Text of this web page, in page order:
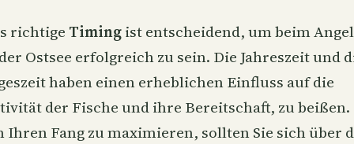
richtige Timingist entscheidend, um beim
Ostsee erfolgreich zu sein. Die Jahreszeit und
haben einen erheblichen Einfluss auf die
der Fische und ihre Bereitschaft, zu beißen.
Ihren Fang zu maximieren, sollten Sie sich über